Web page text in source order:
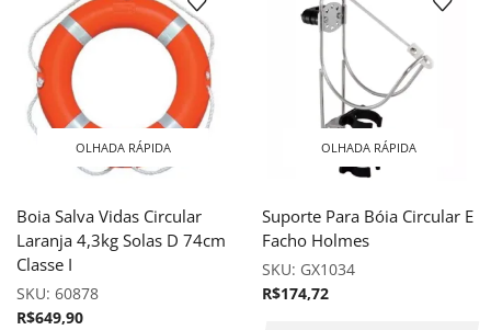
OLHADA RÁPIDA
Boia Salva Vidas Circular
Laranja 4,3kg Solas D 74cm
Classe I
SKU: 60878
R$649,90
OLHADA RÁPIDA
Suporte Para Bóia Circular E
Facho Holmes
SKU: GX1034
R$174,72